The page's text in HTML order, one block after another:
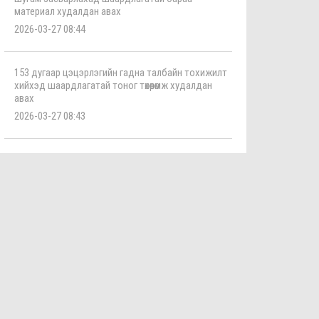
материал худалдан авах
2026-03-27 08:44
153 дугаар цэцэрлэгийн гадна талбайн тохижилт
хийхэд шаардлагатай тоног төхөөрөмж худалдан
авах
2026-03-27 08:43